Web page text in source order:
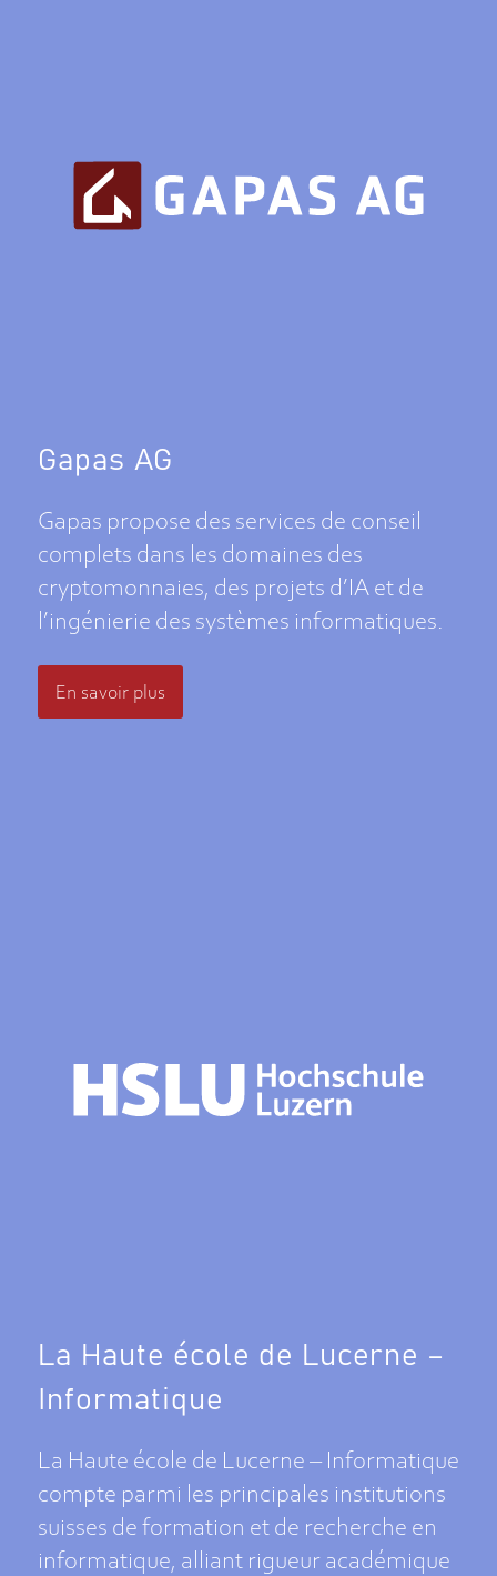
Gapas AG
Gapas propose des services de conseil
complets dans les domaines des
cryptomonnaies, des projets d’IA et de
l’ingénierie des systèmes informatiques.
En savoir plus
La Haute école de Lucerne –
Informatique
La Haute école de Lucerne – Informatique
compte parmi les principales institutions
suisses de formation et de recherche en
informatique, alliant rigueur académique